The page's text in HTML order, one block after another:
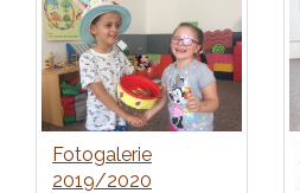
Fotogalerie
2019/2020